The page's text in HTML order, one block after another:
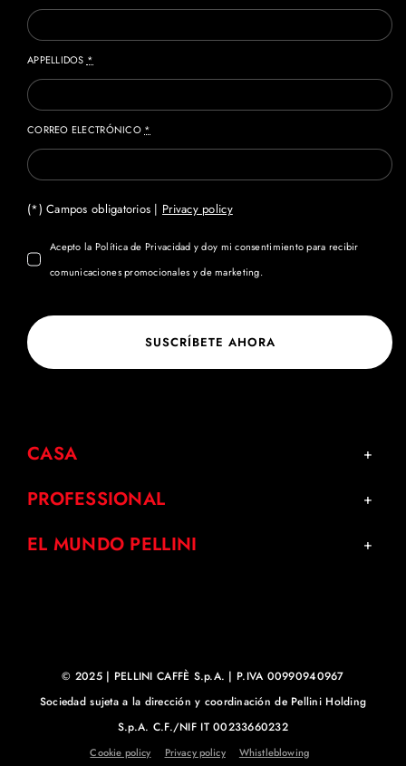
APPELLIDOS *
CORREO ELECTRÓNICO *
(*) Campos obligatorios | Privacy policy
Acepto la Política de Privacidad y doy mi consentimiento para recibir
comunicaciones promocionales y de marketing.
SUSCRÍBETE AHORA
CASA
PROFESSIONAL
EL MUNDO PELLINI
© 2025 | PELLINI CAFFÈ S.p.A. | P.IVA 00990940967
Sociedad sujeta a la dirección y coordinación de Pellini Holding
S.p.A. C.F./NIF IT 00233660232
Cookie policy Privacy policy Whistleblowing